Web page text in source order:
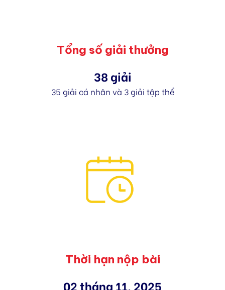
Tổng số giải thưởng
38 giải
35 giải cá nhân và 3 giải tập thể
Thời hạn nộp bài
02tháng 11, 2025